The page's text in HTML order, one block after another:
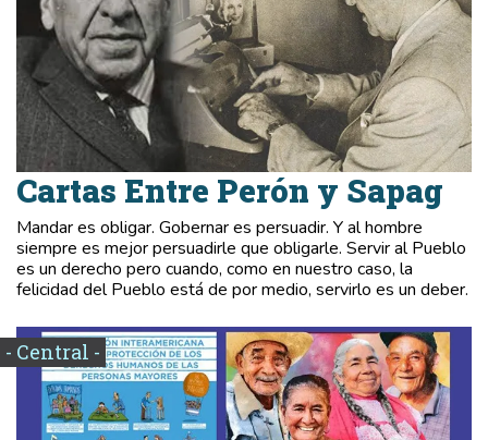
Cartas Entre Perón y Sapag
Mandar es obligar. Gobernar es persuadir. Y al hombre
siempre es mejor persuadirle que obligarle. Servir al Pueblo
es un derecho pero cuando, como en nuestro caso, la
felicidad del Pueblo está de por medio, servirlo es un deber.
- Central -